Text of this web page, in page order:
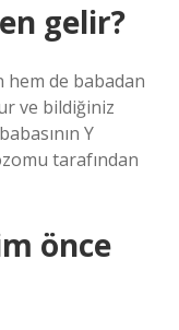
gelir?
de babadan
ve bildiğiniz
Y
tarafından
önce